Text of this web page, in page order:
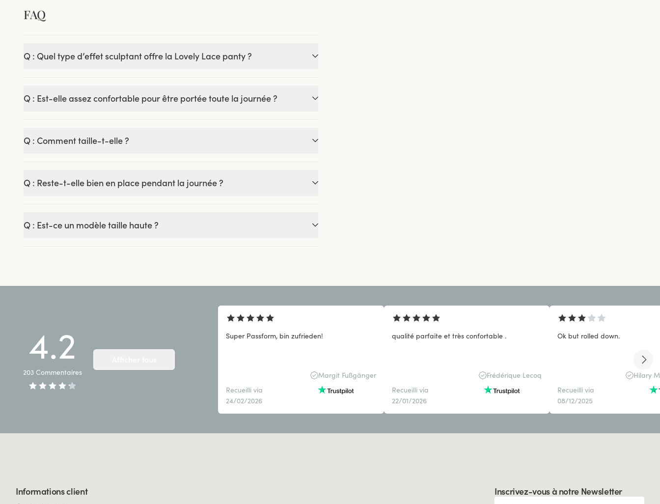
FAQ
Q : Quel type d’effet sculptant offre la Lovely Lace panty ?
Q : Est-elle assez confortable pour être portée toute la journée ?
Q : Comment taille-t-elle ?
Q : Reste-t-elle bien en place pendant la journée ?
Q : Est-ce un modèle taille haute ?
4.2
203 Commentaires
Super Passform, bin zufrieden!
Margit Fußgänger
Recueilli via
24/02/2026
qualité parfaite et très confortable .
Frédérique Lecoq
Recueilli via
22/01/2026
Ok but rolled down.
Hilary
Recueilli via
08/12/2025
Inscrivez-vous à notre Newsletter
Informations client